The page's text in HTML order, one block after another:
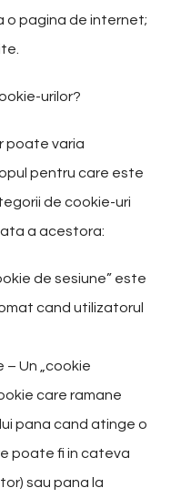
o pagina de internet;
urilor?
poate varia
pentru care este
de cookie-uri
a acestora:
de sesiune” este
cand utilizatorul
Un „cookie
care ramane
pana cand atinge o
poate fi in cateva
sau pana la